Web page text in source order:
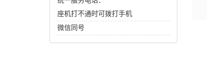
座机打不通时可拨打手机
微信同号